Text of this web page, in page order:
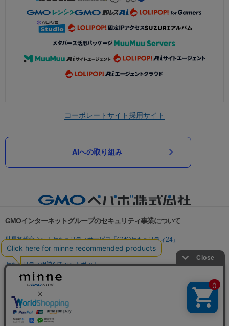
コーポレートサイト採用サイト
AIへの取り組み
GMOインターネットグループのセキュリティ事業について
世界初総合ネットセキュリティサービス「GMOセキュリティ24」
パスワード漏洩診断
Webサイトリスク診断
セキュリティ相談AIチャットボット
実在証明・盗聴対策
サイバー攻撃対策（GMO Flatt Security）
セキュリティ事業の軌跡